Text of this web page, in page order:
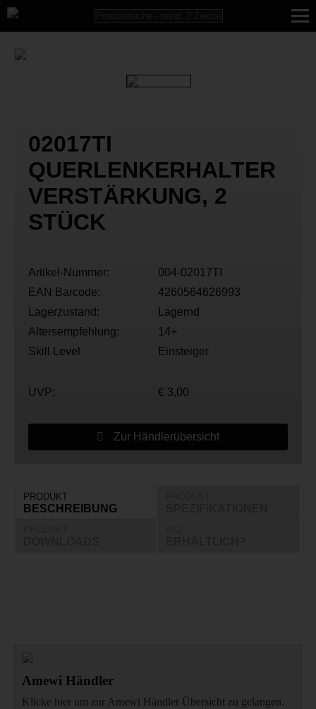
02017TI
QUERLENKERHALTER
VERSTÄRKUNG, 2
STÜCK
Artikel-Nummer:
004-02017TI
EAN Barcode:
4260564626993
Lagerzustand:
Lagernd
Altersempfehlung:
14+
Skill Level
Einsteiger
UVP: € 3,00
Zur Händlerübersicht
PRODUKT
BESCHREIBUNG
Amewi Händler
Klicke hier um zur Amewi Händler Übersicht zu gelangen.